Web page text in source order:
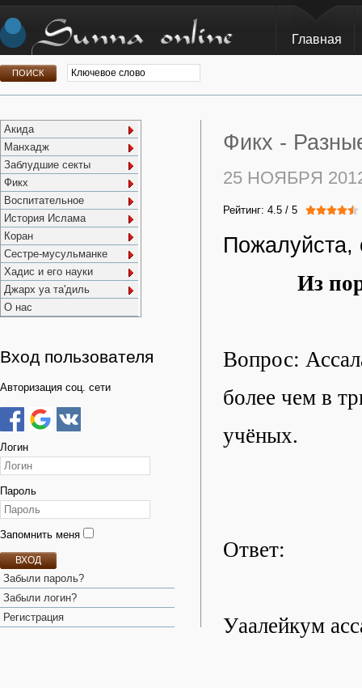
Главная
Акида
Манхадж
Заблудшие секты
Фикх
Воспитательное
История Ислама
Коран
Сестре-мусульманке
Хадис и его науки
Джарх уа та'диль
О нас
Вход пользователя
Авторизация соц. сети
Логин
Пароль
Запомнить меня
ВХОД
Забыли пароль?
Забыли логин?
Регистрация
Фикх -
25 НОЯБРЯ
Рейтинг: 4.5 / 5
Пожалуйста,
Из
Вопрос:
более чем в
учёных.
Ответ:
Уаалейкум